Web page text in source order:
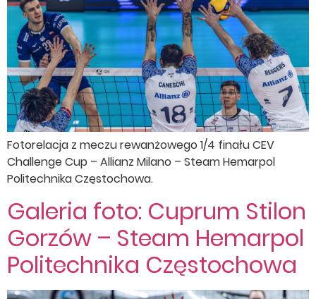
Fotorelacja z meczu rewanżowego 1/4 finału CEV
Challenge Cup – Allianz Milano – Steam Hemarpol
Politechnika Częstochowa.
Galeria foto: Cuprum Stilon
Gorzów – Steam Hemarpol
Politechnika Częstochowa